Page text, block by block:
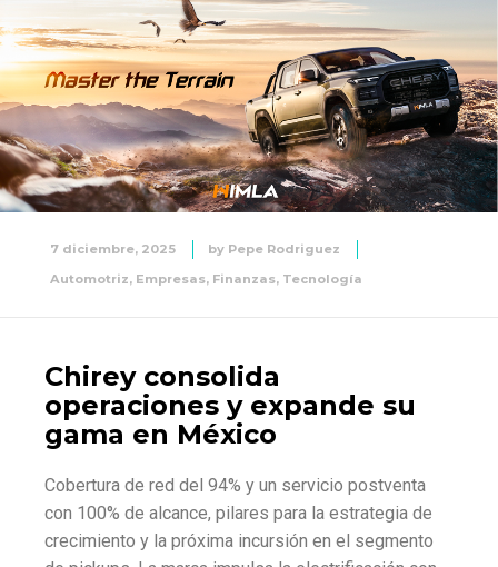
7 diciembre, 2025 by Pepe Rodriguez
Automotriz, Empresas, Finanzas, Tecnología
Chirey consolida
operaciones y expande su
gama en México
Cobertura de red del 94% y un servicio postventa
con 100% de alcance, pilares para la estrategia de
crecimiento y la próxima incursión en el segmento